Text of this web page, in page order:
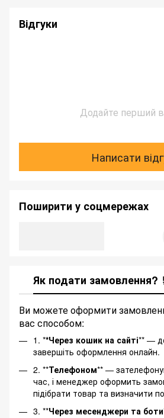
Відгуки
Додайте перший
Написати
Поширити у соцмережах
Як подати замовлення?
Ви можете оформити
вас способом:
1. **Через кошик на сайті** —
завершіть оформлення онлайн.
2. **Телефоном** —
час, і менеджер оформить
підібрати товар та визначити
3. **Через месенджери та боти